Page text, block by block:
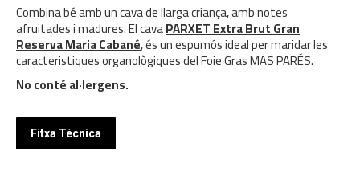
Combina bé amb un cava de llarga criança, amb notes
afruitades i madures. El cavaPARXET Extra Brut Gran
Reserva Maria Cabané, és un espumós ideal per maridar les
caracteristiques organològiques del Foie Gras MAS PARÉS.
No conté al·lergens.
Fitxa Técnica